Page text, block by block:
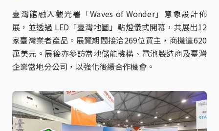
臺灣館融入觀光署「Waves of Wonder」意象設計佈
展，並透過 LED「臺灣地圖」點燈儀式開幕，共展出12
家臺灣業者產品。展覽期間接洽269位買主，商機達620
萬美元。展後亦參訪當地儲能機構、電池製造商及臺灣
企業當地分公司，以強化後續合作機會。